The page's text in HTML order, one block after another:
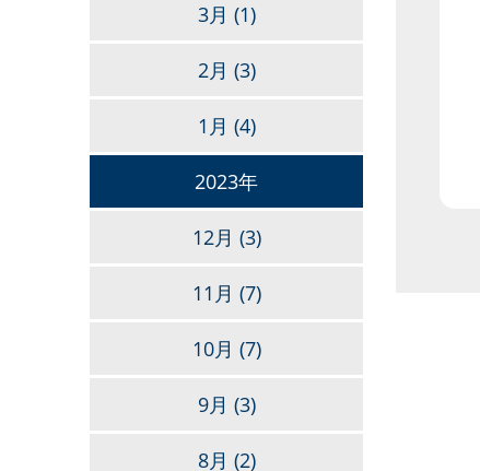
3月 (1)
2月 (3)
1月 (4)
2023年
12月 (3)
11月 (7)
10月 (7)
9月 (3)
8月 (2)